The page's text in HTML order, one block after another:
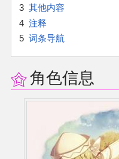
3 其他内容
4 注释
5 词条导航
角色信息
二次创作与活动
展会及活动导航
展会作品列表
商业二次创作
同人二次创作